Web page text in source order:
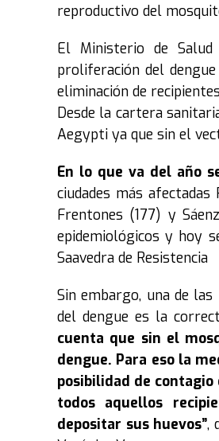
reproductivo del
El Ministerio de
proliferación del
eliminación de
Desde la cartera
Aegypti ya que sin el
En lo que va del año
ciudades más
Frentones (177) y
epidemiológicos y hoy
Saavedra de Resistencia
Sin embargo, una de
del dengue es la
cuenta que sin el
dengue. Para eso la
posibilidad de
todos aquellos
depositar sus huevos”,